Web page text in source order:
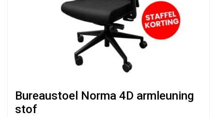
Bureaustoel Norma 4D armleuning
stof